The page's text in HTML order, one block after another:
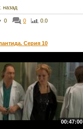
назад
0 0 0.0
Серия 10
00:47:00